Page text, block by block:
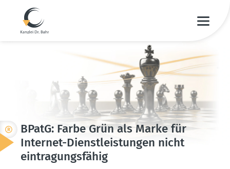
BPatG: Farbe Grün als Marke für
Internet-Dienst­leis­tungen nicht
eintra­gungs­fähig